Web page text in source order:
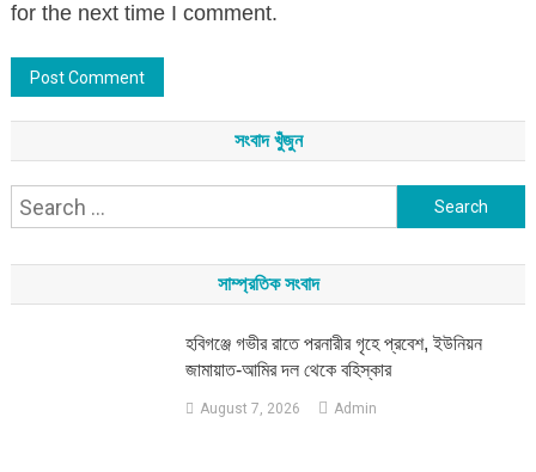
for the next time I comment.
সংবাদ খুঁজুন
Search
সাম্প্রতিক সংবাদ
হবিগঞ্জে গভীর রাতে পরনারীর গৃহে প্রবেশ, ইউনিয়ন
জামায়াত-আমির দল থেকে বহিস্কার
August 7, 2026 Admin